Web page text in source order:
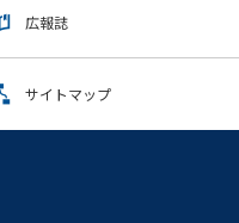
広報誌
サイトマップ